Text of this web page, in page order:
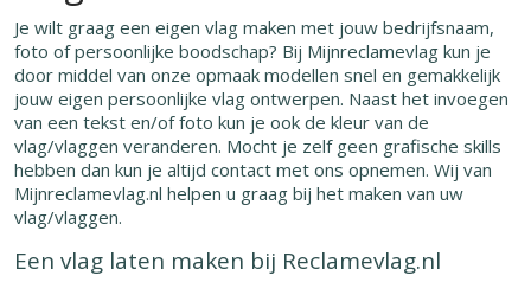
Je wilt graag een eigen vlag maken met jouw bedrijfsnaam,
foto of persoonlijke boodschap? Bij Mijnreclamevlag kun je
door middel van onze opmaak modellen snel en gemakkelijk
jouw eigen persoonlijke vlag ontwerpen. Naast het invoegen
van een tekst en/of foto kun je ook de kleur van de
vlag/vlaggen veranderen. Mocht je zelf geen grafische skills
hebben dan kun je altijd contact met ons opnemen. Wij van
Mijnreclamevlag.nl helpen u graag bij het maken van uw
vlag/vlaggen.
Een vlag laten maken bij Reclamevlag.nl